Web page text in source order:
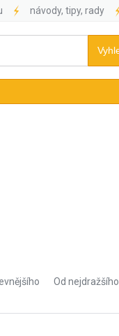
návody, tipy, rady
Od nejdražšího